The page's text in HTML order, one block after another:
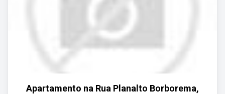
Apartamento na Rua Planalto Borborema,